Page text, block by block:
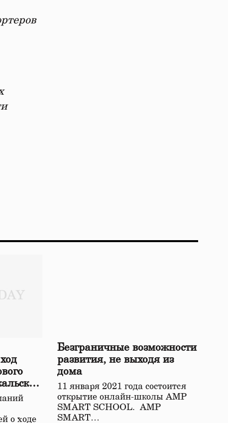
о ходе
Безграничные возможности
развития, не выходя из
дома
11 января 2021 года состоится
открытие онлайн-школы АМР
SMART SCHOOL. АМР
SMART…